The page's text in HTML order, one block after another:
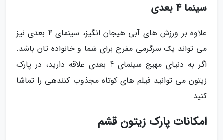
سینما 4 بعدی
علاوه بر ورزش های آبی هیجان انگیز، سینمای 4 بعدی نیز
می تواند یک سرگرمی مفرح برای شما و خانواده تان باشد.
اگر به دنیای مهیج سینمای 4 بعدی علاقه دارید، در پارک
زیتون می توانید فیلم های کوتاه مجذوب کنندهی را تماشا
کنید.
امکانات پارک زیتون قشم